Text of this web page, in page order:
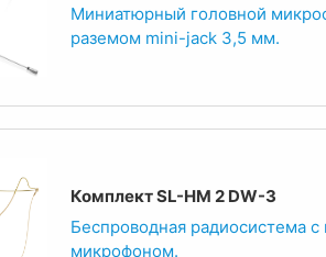
Миниатюрный головной
раземом mini-jack 3,5 мм.
Комплект SL-HM 2 DW-3
Беспроводная радиосистема
микрофоном.